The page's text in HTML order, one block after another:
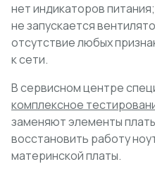
нет индикаторов питания;
не запускается
отсутствие любых
к сети.
В сервисном центре
комплексное
заменяют элементы
восстановить работу
материнской платы.